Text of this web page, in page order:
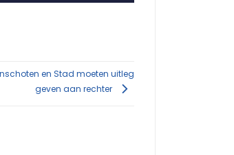
en Stad moeten uitleg
geven aan rechter